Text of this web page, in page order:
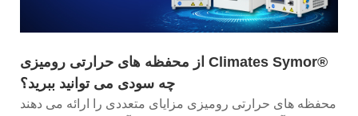
از محفظه های حرارتی رومیزی Climates Symor®
چه سودی می توانید ببرید؟
محفظه های حرارتی رومیزی مزایای متعددی را ارائه می دهند